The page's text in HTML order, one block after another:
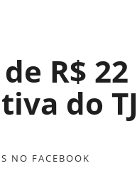
R$ 22
do TJ
NO FACEBOOK